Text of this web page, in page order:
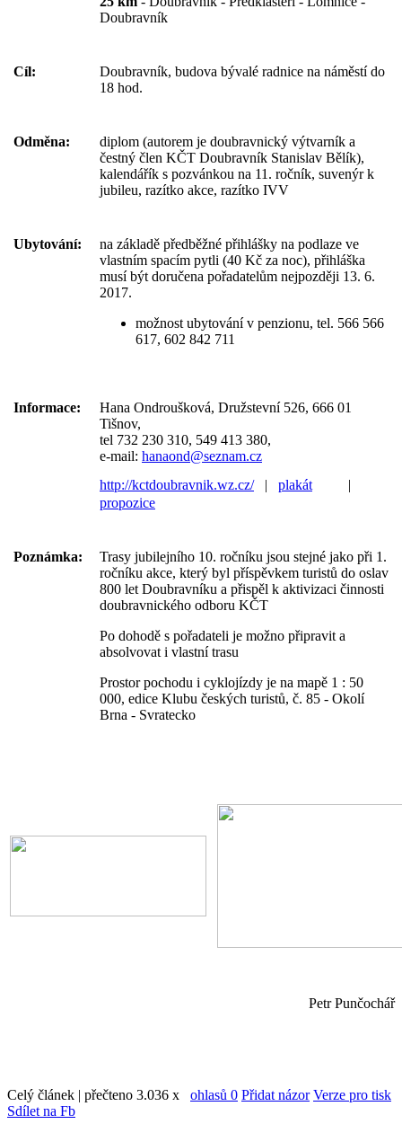
Doubravník
Cíl:
Doubravník, budova bývalé radnice na náměstí do
18 hod.
Odměna:
diplom (autorem je doubravnický výtvarník a
čestný člen KČT Doubravník Stanislav Bělík),
kalendářík s pozvánkou na 11. ročník, suvenýr k
jubileu, razítko akce, razítko IVV
Ubytování:
na základě předběžné přihlášky na podlaze ve
vlastním spacím pytli (40 Kč za noc), přihláška
musí být doručena pořadatelům nejpozději 13. 6.
2017.
možnost ubytování v penzionu, tel. 566 566
617, 602 842 711
Informace:
Hana Ondroušková, Družstevní 526, 666 01
Tišnov,
tel 732 230 310, 549 413 380,
e-mail: hanaond@seznam.cz
http://kctdoubravnik.wz.cz/| plakát
|
propozice
Poznámka:
Trasy jubilejního 10. ročníku jsou stejné jako při 1.
ročníku akce, který byl příspěvkem turistů do oslav
800 let Doubravníku a přispěl k aktivizaci činnosti
doubravnického odboru KČT
Po dohodě s pořadateli je možno připravit a
absolvovat i vlastní trasu
Prostor pochodu i cyklojízdy je na mapě 1 : 50
000, edice Klubu českých turistů, č. 85 - Okolí
Brna - Svratecko
Petr Punčochář
Celý článek | přečteno 3.036 x ohlasů 0 Přidat názor Verze pro tisk
Sdílet na Fb